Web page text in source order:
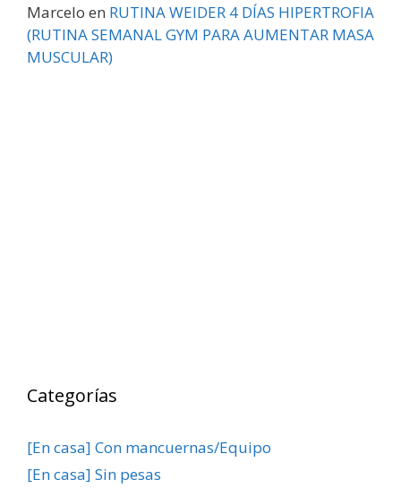
Marcelo en RUTINA WEIDER 4 DÍAS HIPERTROFIA
(RUTINA SEMANAL GYM PARA AUMENTAR MASA
MUSCULAR)
Categorías
[En casa] Con mancuernas/Equipo
[En casa] Sin pesas